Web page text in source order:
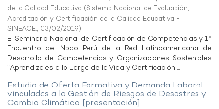
de la Calidad Educativa (Sistema Nacional de Evaluación,
Acreditación y Certificación de la Calidad Educativa -
SINEACE., 03/02/2019)
El Seminario Nacional de Certificación de Competencias y 1°
Encuentro del Nodo Perú de la Red Latinoamericana de
Desarrollo de Competencias y Organizaciones Sostenibles
“Aprendizajes a lo Largo de la Vida y Certificación ...
Estudio de Oferta Formativa y Demanda Laboral
vinculadas a la Gestión de Riesgos de Desastres y
Cambio Climático [presentación]